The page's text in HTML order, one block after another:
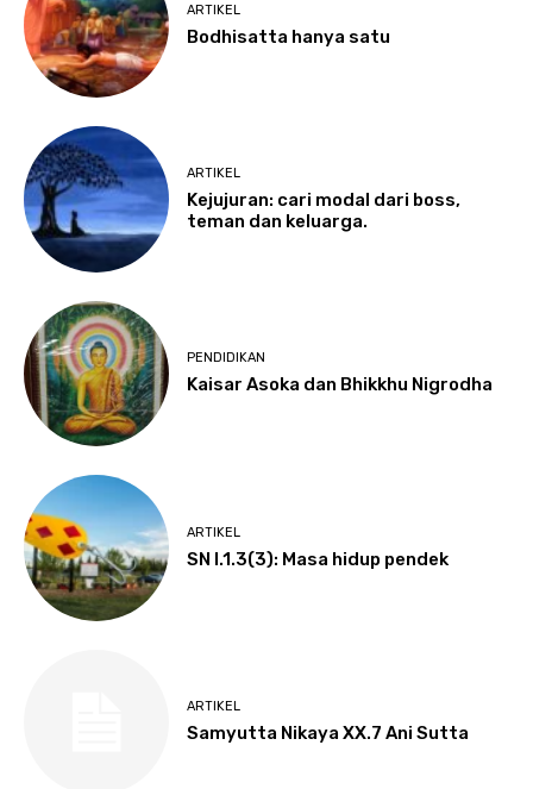
ARTIKEL
Bodhisatta hanya satu
ARTIKEL
Kejujuran: cari modal dari boss,
teman dan keluarga.
PENDIDIKAN
Kaisar Asoka dan Bhikkhu Nigrodha
ARTIKEL
SN I.1.3(3): Masa hidup pendek
ARTIKEL
Samyutta Nikaya XX.7 Ani Sutta